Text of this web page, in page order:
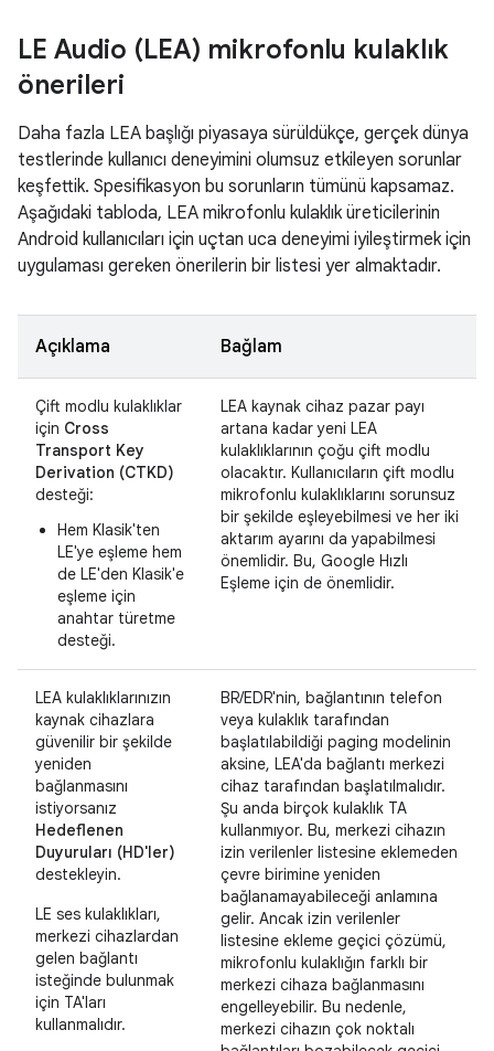
LE Audio (LEA) mikrofonlu kulaklık
önerileri
Daha fazla LEA başlığı piyasaya sürüldükçe, gerçek dünya
testlerinde kullanıcı deneyimini olumsuz etkileyen sorunlar
keşfettik. Spesifikasyon bu sorunların tümünü kapsamaz.
Aşağıdaki tabloda, LEA mikrofonlu kulaklık üreticilerinin
Android kullanıcıları için uçtan uca deneyimi iyileştirmek için
uygulaması gereken önerilerin bir listesi yer almaktadır.
Açıklama Bağlam
Çift modlu kulaklıklar
için Cross
Transport Key
Derivation (CTKD)
desteği:
Hem Klasik'ten
LE'ye eşleme hem
de LE'den Klasik'e
eşleme için
anahtar türetme
desteği.
LEA kaynak cihaz pazar payı
artana kadar yeni LEA
kulaklıklarının çoğu çift modlu
olacaktır. Kullanıcıların çift modlu
mikrofonlu kulaklıklarını sorunsuz
bir şekilde eşleyebilmesi ve her iki
aktarım ayarını da yapabilmesi
önemlidir. Bu, Google Hızlı
Eşleme için de önemlidir.
LEA kulaklıklarınızın
kaynak cihazlara
güvenilir bir şekilde
yeniden
bağlanmasını
istiyorsanız
Hedeflenen
Duyuruları (HD'ler)
destekleyin.
LE ses kulaklıkları,
merkezi cihazlardan
gelen bağlantı
isteğinde bulunmak
için TA'ları
kullanmalıdır.
BR/EDR'nin, bağlantının telefon
veya kulaklık tarafından
başlatılabildiği paging modelinin
aksine, LEA'da bağlantı merkezi
cihaz tarafından başlatılmalıdır.
Şu anda birçok kulaklık TA
kullanmıyor. Bu, merkezi cihazın
izin verilenler listesine eklemeden
çevre birimine yeniden
bağlanamayabileceği anlamına
gelir. Ancak izin verilenler
listesine ekleme geçici çözümü,
mikrofonlu kulaklığın farklı bir
merkezi cihaza bağlanmasını
engelleyebilir. Bu nedenle,
merkezi cihazın çok noktalı